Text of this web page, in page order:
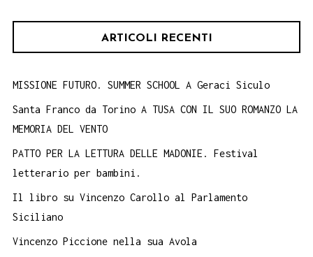
27
aprile
ARTICOLI RECENTI
MISSIONE FUTURO. SUMMER SCHOOL A Geraci Siculo
Santa Franco da Torino A TUSA CON IL SUO ROMANZO LA
MEMORIA DEL VENTO
PATTO PER LA LETTURA DELLE MADONIE. Festival
letterario per bambini.
Il libro su Vincenzo Carollo al Parlamento
Siciliano
Vincenzo Piccione nella sua Avola